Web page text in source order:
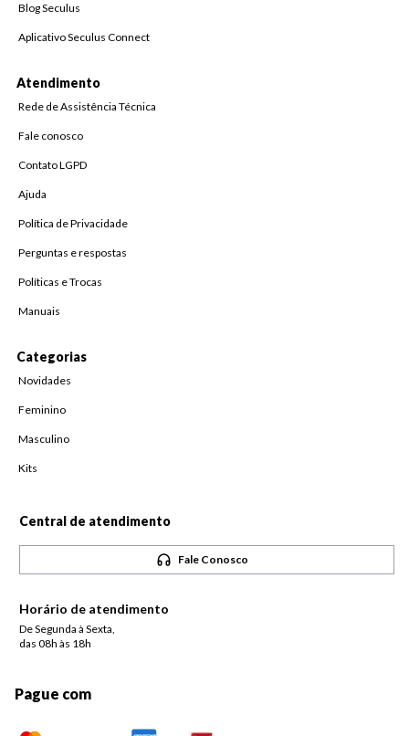
Blog Seculus
Aplicativo Seculus Connect
Atendimento
Rede de Assistência Técnica
Fale conosco
Contato LGPD
Ajuda
Política de Privacidade
Perguntas e respostas
Políticas e Trocas
Manuais
Categorias
Novidades
Feminino
Masculino
Kits
Central de atendimento
Fale Conosco
Horário de atendimento
De Segunda à Sexta,
das 08h às 18h
Pague com